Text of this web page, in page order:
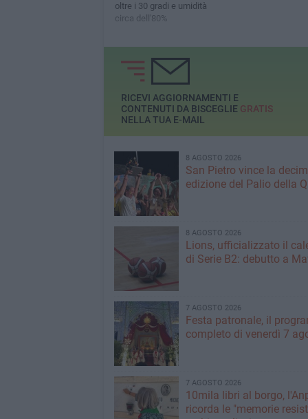
oltre i 30 gradi e umidità
circa dell'80%
RICEVI AGGIORNAMENTI E
CONTENUTI DA BISCEGLIE GRATIS
NELLA TUA E-MAIL
8 AGOSTO 2026
San Pietro vince la
edizione del Palio della
8 AGOSTO 2026
Lions, ufficializzato il
di Serie B2: debutto a
7 AGOSTO 2026
Festa patronale, il
completo di venerdì 7
7 AGOSTO 2026
10mila libri al borgo,
ricorda le "memorie